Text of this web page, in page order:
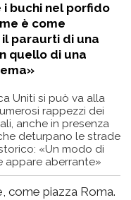
i buchi nel porfido
è come
paraurti di una
quello di una
Uniti si può va alla
rappezzi dei
anche in presenza
deturpano le strade
«Un modo di
appare aberrante»
come piazza Roma.